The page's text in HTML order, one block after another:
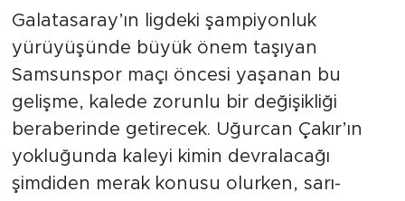
Galatasaray’ın ligdeki şampiyonluk
yürüyüşünde büyük önem taşıyan
Samsunspor maçı öncesi yaşanan bu
gelişme, kalede zorunlu bir değişikliği
beraberinde getirecek. Uğurcan Çakır’ın
yokluğunda kaleyi kimin devralacağı
şimdiden merak konusu olurken, sarı-